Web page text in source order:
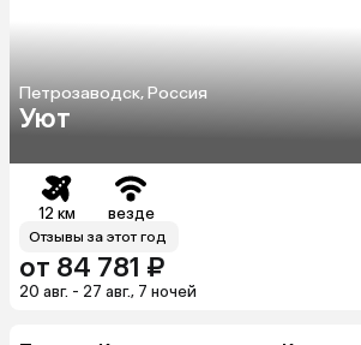
Петрозаводск, Россия
Уют
12 км везде
Отзывы за этот год
от 84 781 ₽
20 авг. - 27 авг., 7 ночей